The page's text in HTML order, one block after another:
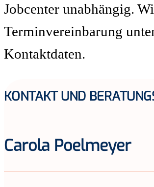
Jobcenter unabhängig.
Terminvereinbarung
Kontaktdaten.
KONTAKT UND
Carola Poelmeyer